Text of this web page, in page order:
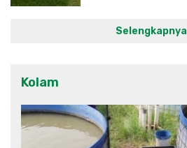
Selengkapnya
Kolam